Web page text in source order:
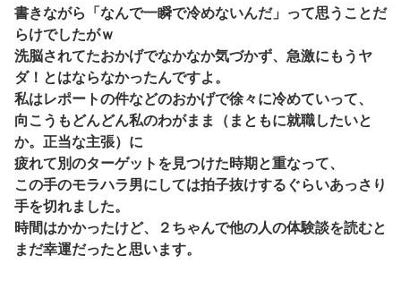
書きながら「なんで一瞬で冷めないんだ」って思うことだ
らけでしたがｗ
洗脳されてたおかげでなかなか気づかず、急激にもうヤ
ダ！とはならなかったんですよ。
私はレポートの件などのおかげで徐々に冷めていって、
向こうもどんどん私のわがまま（まともに就職したいと
か。正当な主張）に
疲れて別のターゲットを見つけた時期と重なって、
この手のモラハラ男にしては拍子抜けするぐらいあっさり
手を切れました。
時間はかかったけど、２ちゃんで他の人の体験談を読むと
まだ幸運だったと思います。